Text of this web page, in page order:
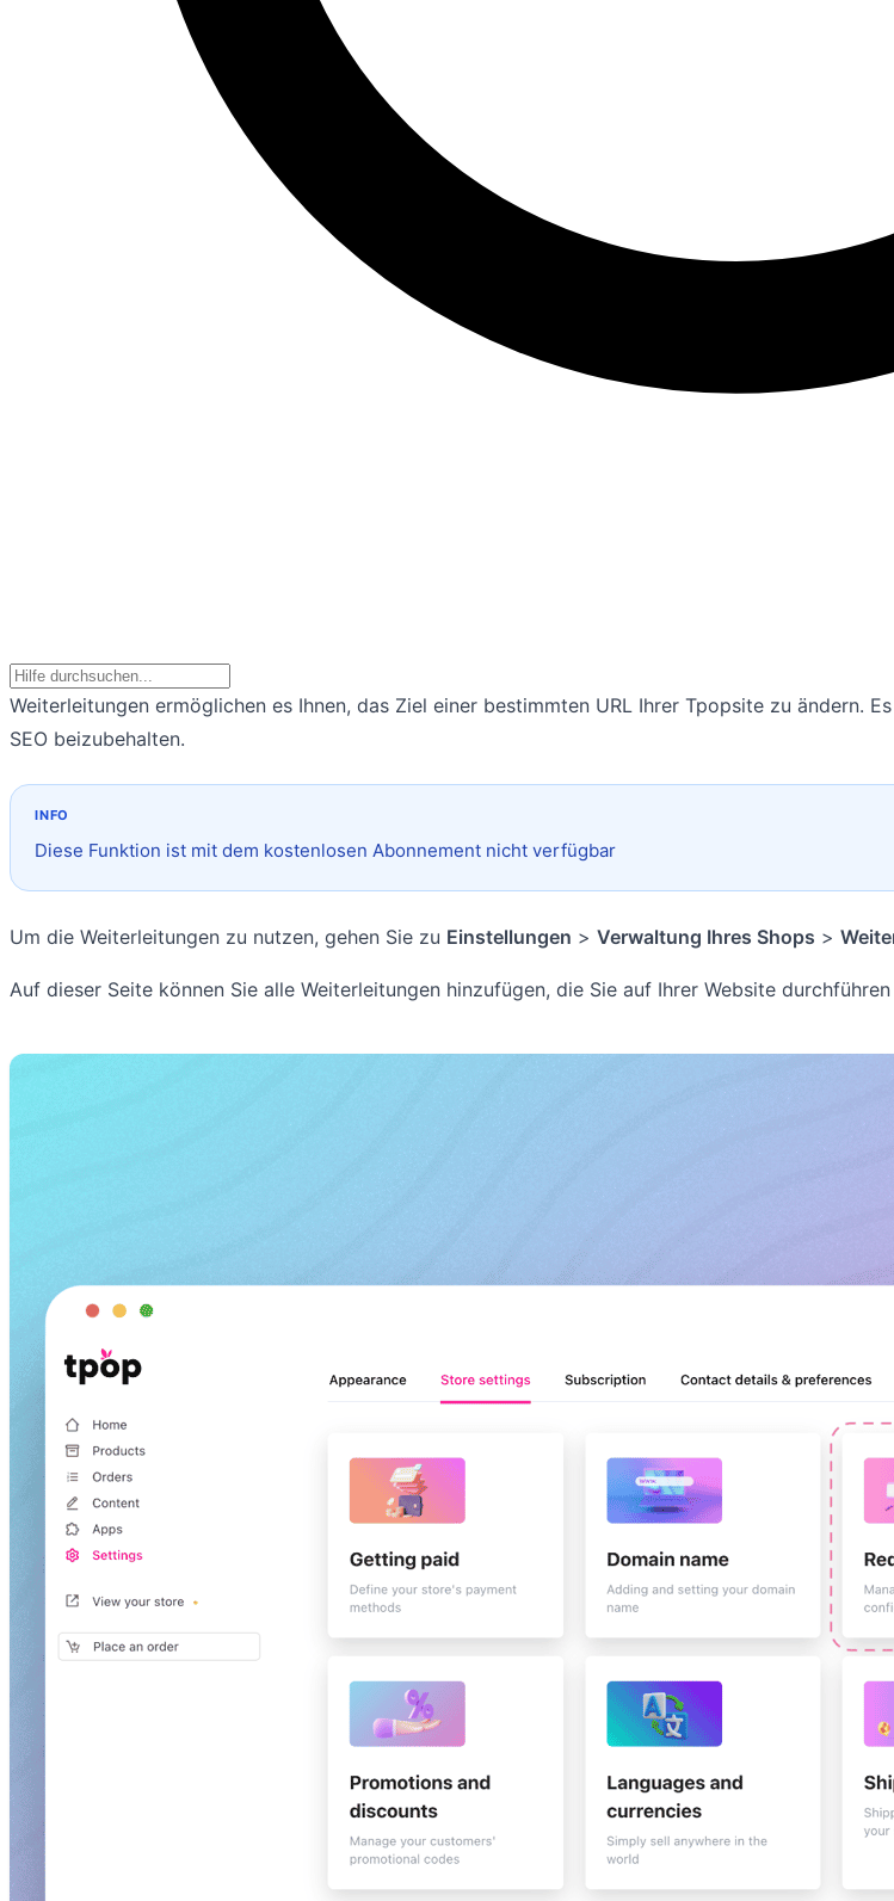
Weiterleitungen ermöglichen es Ihnen, das Ziel einer bestimmten URL Ihrer Tpopsite zu ändern.
SEO beizubehalten.
Diese Funktion ist mit dem kostenlosen Abonnement nicht verfügbar
Um die Weiterleitungen zu nutzen, gehen Sie zu Einstellungen > Verwaltung Ihres Shops >
Auf dieser Seite können Sie alle Weiterleitungen hinzufügen, die Sie auf Ihrer Website